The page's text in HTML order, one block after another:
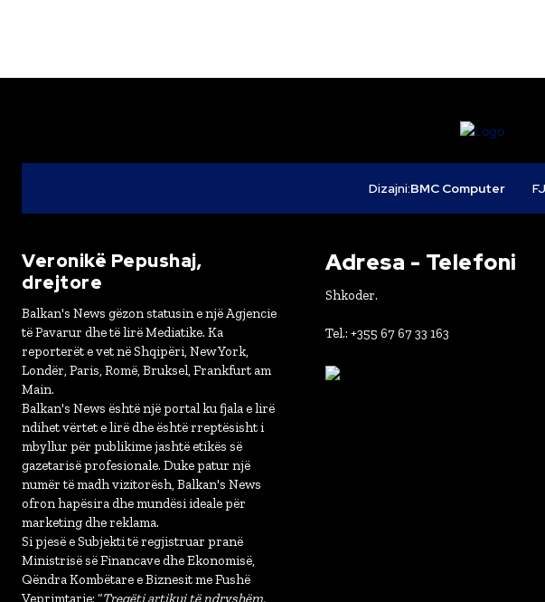
Dizajni:BMC Computer
Veronikë Pepushaj,
drejtore
Balkan's News gëzon statusin e një Agjencie
të Pavarur dhe të lirë Mediatike. Ka
reporterët e vet në Shqipëri, New York,
Londër, Paris, Romë, Bruksel, Frankfurt am
Main.
Balkan's News është një portal ku fjala e lirë
ndihet vërtet e lirë dhe është rreptësisht i
mbyllur për publikime jashtë etikës së
gazetarisë profesionale. Duke patur një
numër të madh vizitorësh, Balkan's News
ofron hapësira dhe mundësi ideale për
marketing dhe reklama.
Si pjesë e Subjekti të regjistruar pranë
Ministrisë së Financave dhe Ekonomisë,
Qëndra Kombëtare e Biznesit me Fushë
Veprimtarie: “Tregëti artikuj të ndryshëm,
Adresa - Telefoni
Shkoder.
Tel.: +355 67 67 33 163